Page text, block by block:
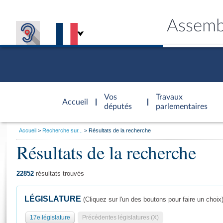
Accueil
d'accueil
Vos
députés
Travaux
parlementaires
Général
Vous
Accueil Recherche sur... Résultats de la recherche
Résultats de la recherche
22852 résultats trouvés
LÉGISLATURE (Cliquez sur l'un des boutons pour faire un choix)
17e législature Précédentes législatures (X)